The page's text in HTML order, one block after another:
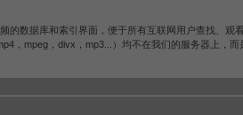
数据库和索引界面，便于所有互联网用户查找、观
，mpeg，divx，mp3...）均不在我们的服务器上，